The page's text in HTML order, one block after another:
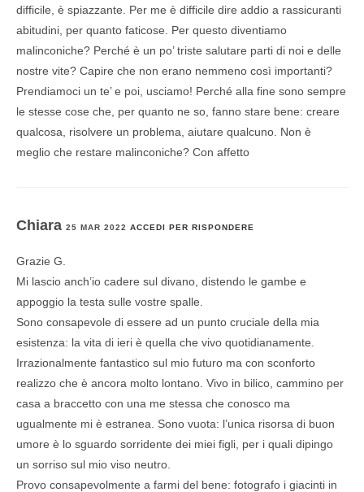
difficile, è spiazzante. Per me è difficile dire addio a rassicuranti
abitudini, per quanto faticose. Per questo diventiamo
malinconiche? Perché è un po’ triste salutare parti di noi e delle
nostre vite? Capire che non erano nemmeno così importanti?
Prendiamoci un te’ e poi, usciamo! Perché alla fine sono sempre
le stesse cose che, per quanto ne so, fanno stare bene: creare
qualcosa, risolvere un problema, aiutare qualcuno. Non è
meglio che restare malinconiche? Con affetto
Chiara 25 MAR 2022 ACCEDI PER RISPONDERE
Grazie G.
Mi lascio anch’io cadere sul divano, distendo le gambe e
appoggio la testa sulle vostre spalle.
Sono consapevole di essere ad un punto cruciale della mia
esistenza: la vita di ieri è quella che vivo quotidianamente.
Irrazionalmente fantastico sul mio futuro ma con sconforto
realizzo che è ancora molto lontano. Vivo in bilico, cammino per
casa a braccetto con una me stessa che conosco ma
ugualmente mi è estranea. Sono vuota: l’unica risorsa di buon
umore è lo sguardo sorridente dei miei figli, per i quali dipingo
un sorriso sul mio viso neutro.
Provo consapevolmente a farmi del bene: fotografo i giacinti in